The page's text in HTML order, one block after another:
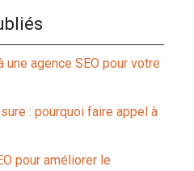
agence SEO pour votre
: pourquoi faire appel à
pour améliorer le